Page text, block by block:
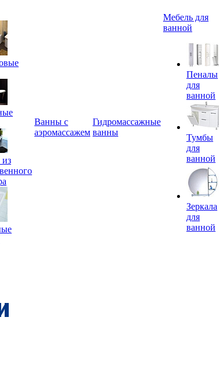
Ванны с
аэромассажем
Гидромассажные
ванны
Мебель для
ванной
Пеналы
для
ванной
Тумбы
для
ванной
Зеркала
для
ванной